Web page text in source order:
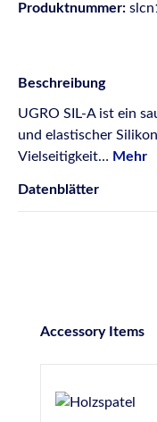
Produktnummer:
Beschreibung
UGRO SIL-A ist ein
und elastischer
Vielseitigkeit… Mehr
Datenblätter
Produktgalerie
Accessory Items